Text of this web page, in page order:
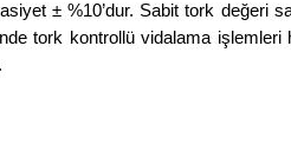
± %10’dur. Sabit tork değeri
tork kontrollü vidalama